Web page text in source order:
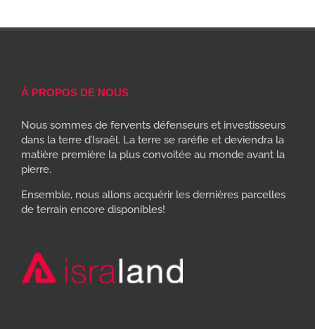
À PROPOS DE NOUS
Nous sommes de fervents défenseurs et investisseurs
dans la terre d’Israël. La terre se raréfie et deviendra la
matière première la plus convoitée au monde avant la
pierre.
Ensemble, nous allons acquérir les dernières parcelles
de terrain encore disponibles!